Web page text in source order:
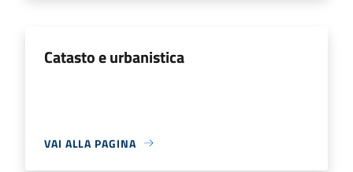
Catasto e urbanistica
VAI ALLA PAGINA